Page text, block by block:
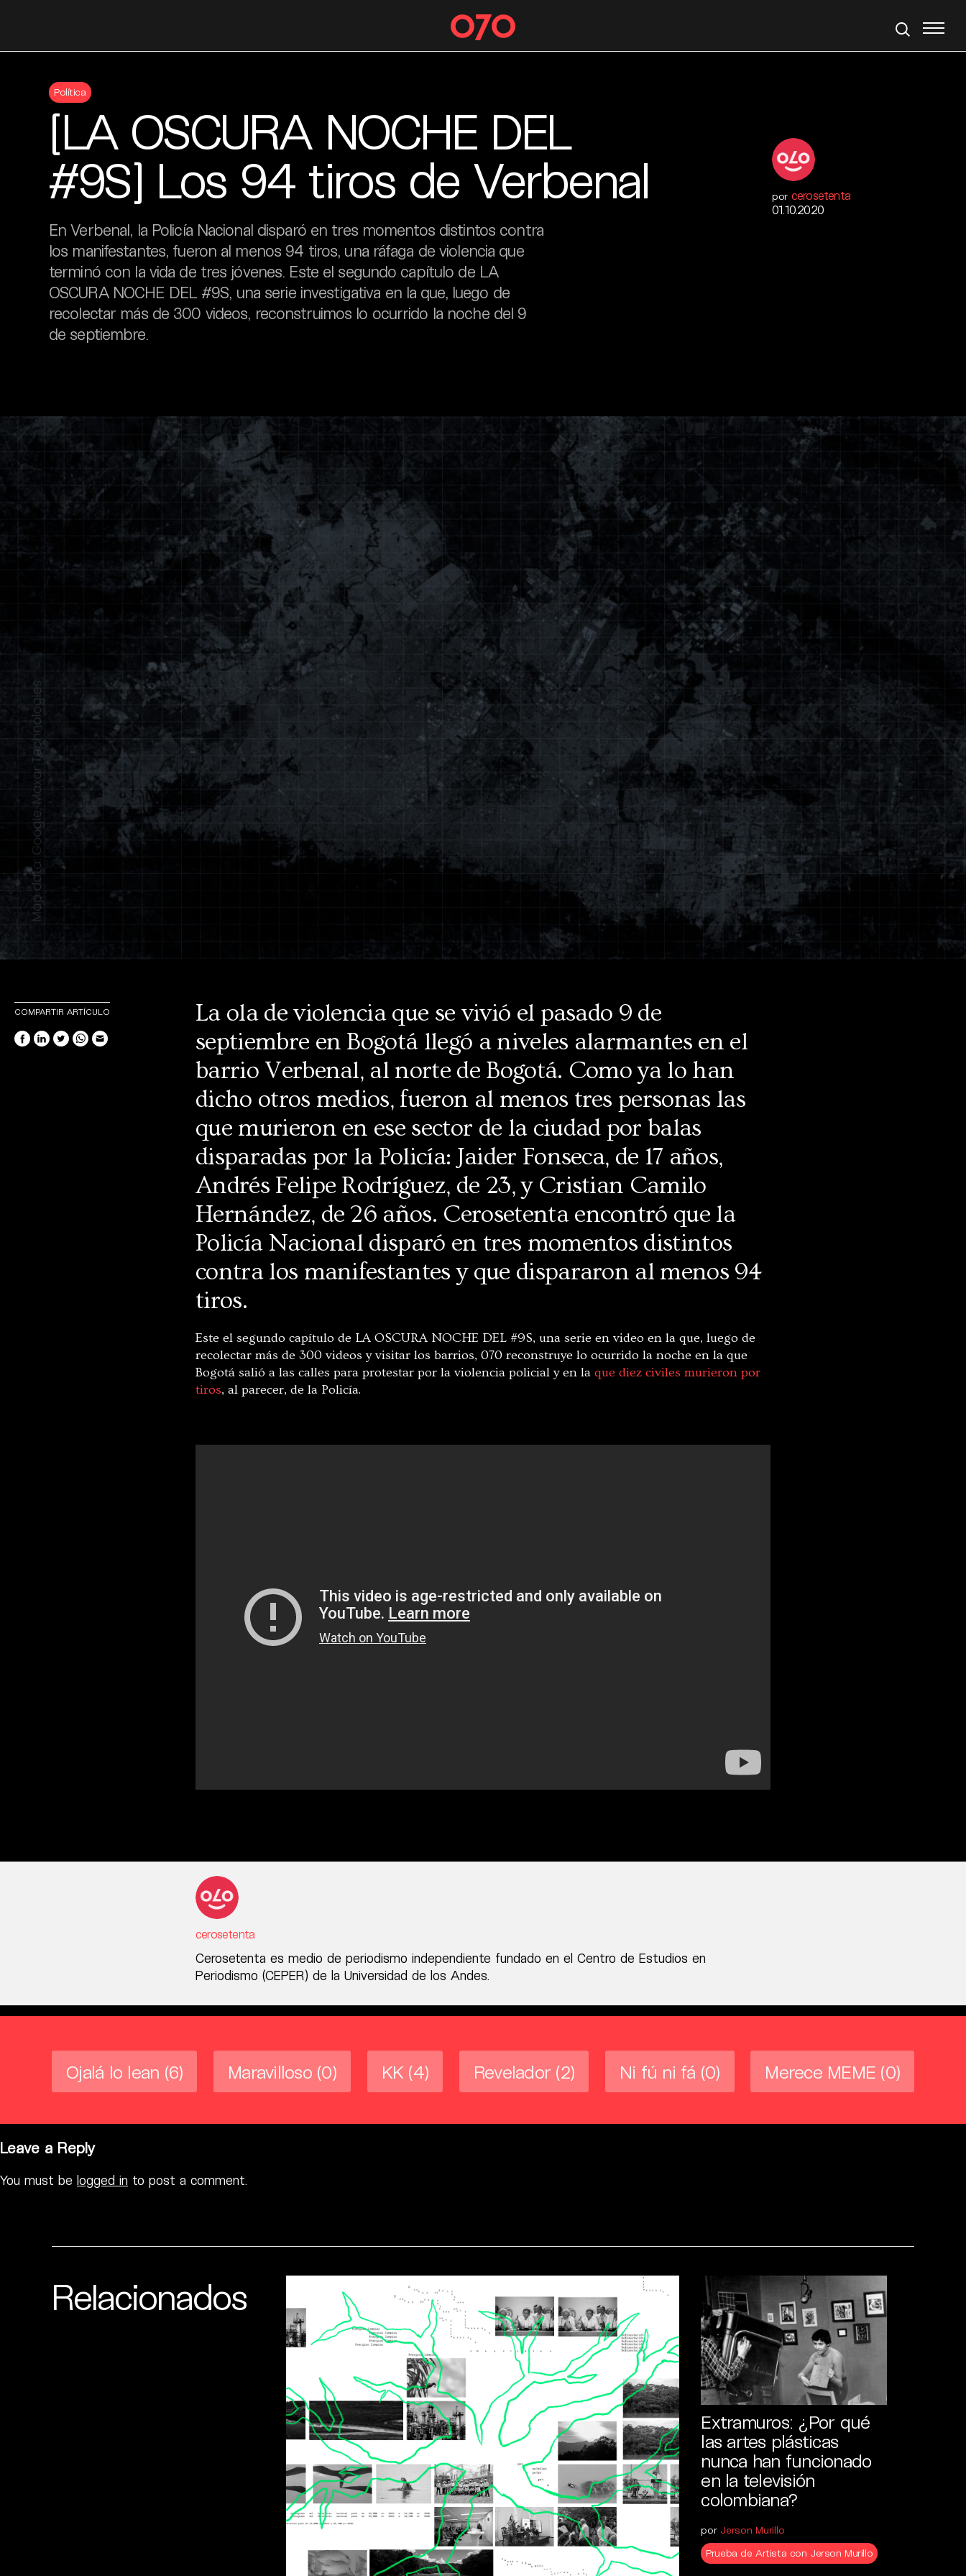
Política
[LA OSCURA NOCHE DEL
#9S] Los 94 tiros de Verbenal
En Verbenal, la Policía Nacional disparó en tres momentos distintos contra
los manifestantes, fueron al menos 94 tiros, una ráfaga de violencia que
terminó con la vida de tres jóvenes. Este el segundo capítulo de LA
OSCURA NOCHE DEL #9S, una serie investigativa en la que, luego de
recolectar más de 300 videos, reconstruimos lo ocurrido la noche del 9
de septiembre.
por cerosetenta
01.10.2020
La ola de violencia que se vivió el pasado 9 de
septiembre en Bogotá llegó a niveles alarmantes en el
barrio Verbenal, al norte de Bogotá. Como ya lo han
dicho otros medios, fueron al menos tres personas las
que murieron en ese sector de la ciudad por balas
disparadas por la Policía: Jaider Fonseca, de 17 años,
Andrés Felipe Rodríguez, de 23, y Cristian Camilo
Hernández, de 26 años. Cerosetenta encontró que la
Policía Nacional disparó en tres momentos distintos
contra los manifestantes y que dispararon al menos 94
tiros.
Este el segundo capítulo de LA OSCURA NOCHE DEL #9S, una serie en video en la que, luego de
recolectar más de 300 videos y visitar los barrios, 070 reconstruye lo ocurrido la noche en la que
Bogotá salió a las calles para protestar por la violencia policial y en la que diez civiles murieron por
tiros, al parecer, de la Policía.
COMPARTIR ARTÍCULO
cerosetenta
Cerosetenta es medio de periodismo independiente fundado en el Centro de Estudios en
Periodismo (CEPER) de la Universidad de los Andes.
Ojalá lo lean (6) Maravilloso (0) KK (4) Revelador (2) Ni fú ni fá (0) Merece MEME (0)
Leave a Reply
You must be logged in to post a comment.
Relacionados
Extramuros: ¿Por qué
las artes plásticas
nunca han funcionado
en la televisión
colombiana?
por Jerson Murillo
Prueba de Artista con Jerson Murillo